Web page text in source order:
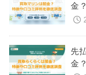
金
先
金